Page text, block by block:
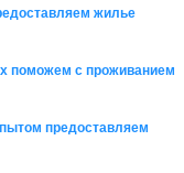
жилье
поможем с проживанием
предоставляем